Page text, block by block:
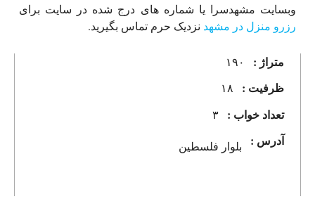
وبسایت مشهدسرا یا شماره های درج شده در سایت برای
رزرو منزل در مشهد نزدیک حرم تماس بگیرید.
متراژ : ۱۹۰
ظرفیت : ۱۸
تعداد خواب : ۳
آدرس : بلوار فلسطین